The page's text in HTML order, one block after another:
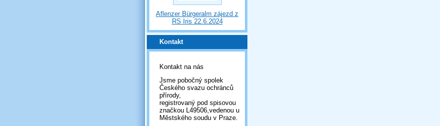
Aflenzer Bürgeralm zájezd z
RS Iris 22.6.2024
Kontakt
Kontakt na nás
Jsme pobočný spolek
Českého svazu ochránců
přírody,
registrovaný pod spisovou
značkou L49506,vedenou u
Městského soudu v Praze.